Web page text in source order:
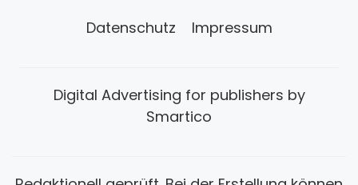
Datenschutz Impressum
Digital Advertising for publishers by
Smartico